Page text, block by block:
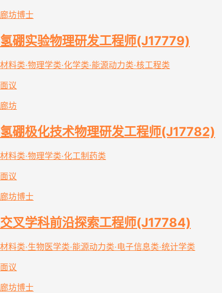
廊坊博士
氢硼实验物理研发工程师(J17779)
材料类·物理学类·化学类·能源动力类·核工程类
面议
廊坊
氢硼极化技术物理研发工程师(J17782)
材料类·物理学类·化工制药类
面议
廊坊博士
交叉学科前沿探索工程师(J17784)
材料类·生物医学类·能源动力类·电子信息类·统计学类
面议
廊坊博士